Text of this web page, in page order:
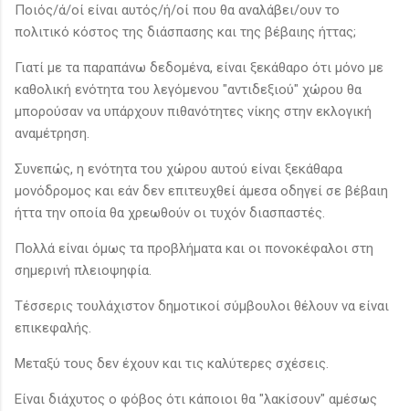
Ποιός/ά/οί είναι αυτός/ή/οί που θα αναλάβει/ουν το
πολιτικό κόστος της διάσπασης και της βέβαιης ήττας;
Γιατί με τα παραπάνω δεδομένα, είναι ξεκάθαρο ότι μόνο με
καθολική ενότητα του λεγόμενου "αντιδεξιού" χώρου θα
μπορούσαν να υπάρχουν πιθανότητες νίκης στην εκλογική
αναμέτρηση.
Συνεπώς, η ενότητα του χώρου αυτού είναι ξεκάθαρα
μονόδρομος και εάν δεν επιτευχθεί άμεσα οδηγεί σε βέβαιη
ήττα την οποία θα χρεωθούν οι τυχόν διασπαστές.
Πολλά είναι όμως τα προβλήματα και οι πονοκέφαλοι στη
σημερινή πλειοψηφία.
Τέσσερις τουλάχιστον δημοτικοί σύμβουλοι θέλουν να είναι
επικεφαλής.
Μεταξύ τους δεν έχουν και τις καλύτερες σχέσεις.
Είναι διάχυτος ο φόβος ότι κάποιοι θα "λακίσουν" αμέσως